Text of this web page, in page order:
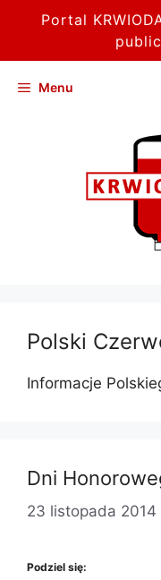
Portal
Menu
Polski
Informacje
Dni
23 listopada 2014
Podziel się: